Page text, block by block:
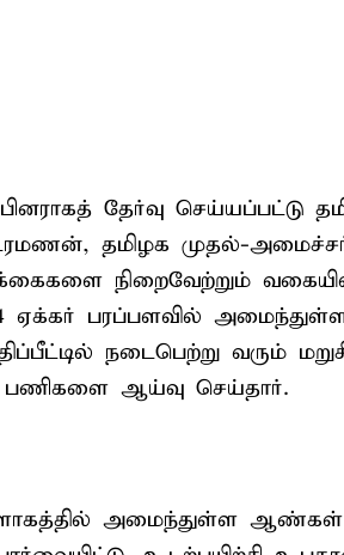
தேர்வு செய்யப்பட்டு
தமிழக முதல்-
நிறைவேற்றும்
4 ஏக்கர் பரப்பளவில்
நடைபெற்று வரும்
பணிகளை ஆய்வு செய்தார்.
அமைந்துள்ள